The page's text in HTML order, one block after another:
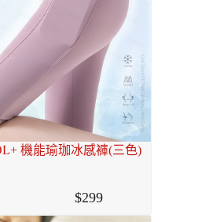
機能瑜珈冰感褲(三色)
299